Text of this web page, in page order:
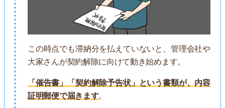
この時点でも滞納分を払えていないと、管理会社や
大家さんが契約解除に向けて動き始めます。
「催告書」「契約解除予告状」という書類が、内容
証明郵便で届きます。